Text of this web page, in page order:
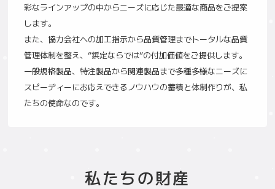
彩なラインアップの中からニーズに応じた最適な商品をご提案
します。
また、協力会社への加工指示から品質管理までトータルな品質
管理体制を整え、“鋲定ならでは”の付加価値をご提供します。
一般規格製品、特注製品から関連製品まで多種多様なニーズに
スピーディーにお応えできるノウハウの蓄積と体制作りが、私
たちの使命なのです。
私たちの財産